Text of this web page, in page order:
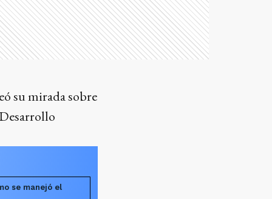
su mirada sobre
se manejó el